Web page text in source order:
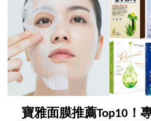
寶雅面膜推薦Top10！